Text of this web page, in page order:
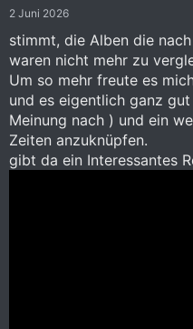
n
2 Juni 2026
stimmt, die Alben die
waren nicht mehr zu
Um so mehr freute es
und es eigentlich ganz
Meinung nach ) und ein
Zeiten anzuknüpfen.
gibt da ein Interessantes